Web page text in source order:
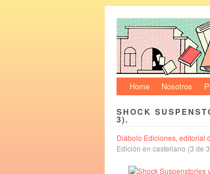
Home Nosotros
SHOCK
3).
Diábolo Ediciones, editorial
Edición en castellano (3 de